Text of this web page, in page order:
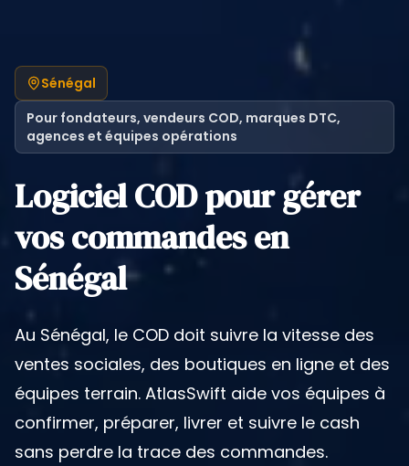
Sénégal
Pour fondateurs, vendeurs COD, marques DTC,
agences et équipes opérations
Logiciel COD pour gérer
vos commandes en
Sénégal
Au Sénégal, le COD doit suivre la vitesse des
ventes sociales, des boutiques en ligne et des
équipes terrain. AtlasSwift aide vos équipes à
confirmer, préparer, livrer et suivre le cash
sans perdre la trace des commandes.